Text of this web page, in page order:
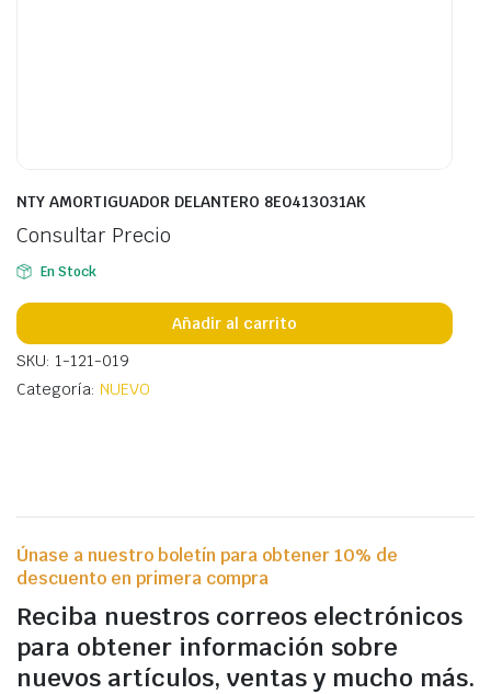
NTY AMORTIGUADOR DELANTERO 8E0413031AK
Consultar Precio
En Stock
Añadir al carrito
SKU: 1-121-019
Categoría: NUEVO
Únase a nuestro boletín para obtener 10% de
descuento en primera compra
Reciba nuestros correos electrónicos
para obtener información sobre
nuevos artículos, ventas y mucho más.